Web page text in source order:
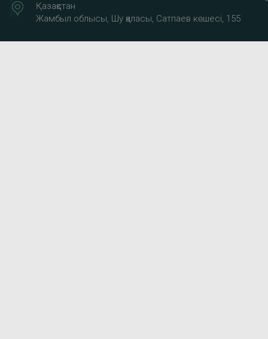
Қазақстан
Жамбыл облысы, Шу қаласы, Сатпаев көшесі, 155